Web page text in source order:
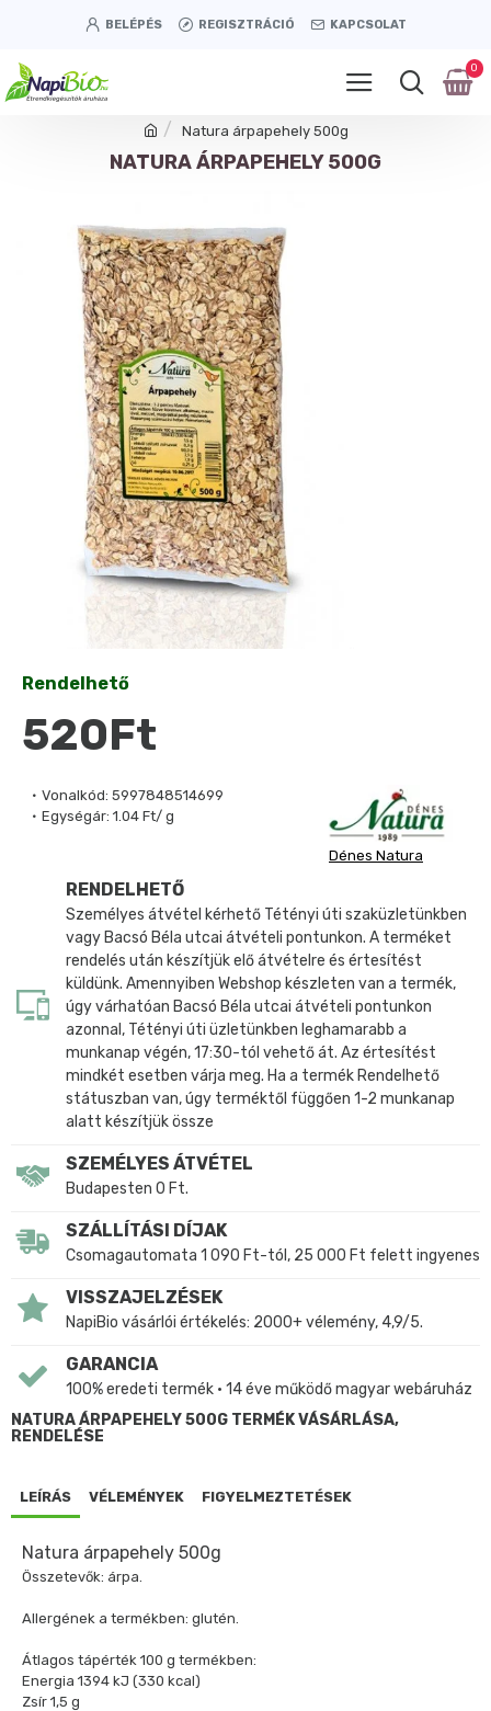
BELÉPÉS REGISZTRÁCIÓ KAPCSOLAT
0
Natura árpapehely 500g
NATURA ÁRPAPEHELY 500G
Vonalkód: 5997848514699
Egységár: 1.04 Ft/ g
Dénes Natura
Rendelhető
520Ft
RENDELHETŐ
Személyes átvétel kérhető Tétényi úti szaküzletünkben
vagy Bacsó Béla utcai átvételi pontunkon. A terméket
rendelés után készítjük elő átvételre és értesítést
küldünk. Amennyiben Webshop készleten van a termék,
úgy várhatóan Bacsó Béla utcai átvételi pontunkon
azonnal, Tétényi úti üzletünkben leghamarabb a
munkanap végén, 17:30-tól vehető át. Az értesítést
mindkét esetben várja meg. Ha a termék Rendelhető
státuszban van, úgy terméktől függően 1-2 munkanap
alatt készítjük össze
SZEMÉLYES ÁTVÉTEL
Budapesten 0 Ft.
SZÁLLÍTÁSI DÍJAK
Csomagautomata 1 090 Ft-tól, 25 000 Ft felett ingyenes
VISSZAJELZÉSEK
NapiBio vásárlói értékelés: 2000+ vélemény, 4,9/5.
GARANCIA
100% eredeti termék • 14 éve működő magyar webáruház
NATURA ÁRPAPEHELY 500G TERMÉK VÁSÁRLÁSA,
RENDELÉSE
LEÍRÁS VÉLEMÉNYEK FIGYELMEZTETÉSEK
Natura árpapehely 500g
Összetevők: árpa.
Allergének a termékben: glutén.
Átlagos tápérték 100 g termékben:
Energia 1394 kJ (330 kcal)
Zsír 1,5 g